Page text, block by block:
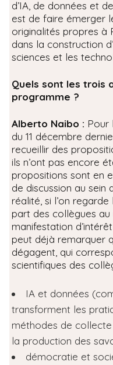
d’IA, de données et
est de faire émerger
originalités propres à
dans la construction
sciences et les
Quels sont les trois
programme ?
Alberto Naibo : Pour
du 11 décembre
recueillir des
ils n’ont pas encore
propositions sont en
de discussion au sein
réalité, si l’on
part des collègues
manifestation
peut déjà remarquer
dégagent, qui
scientifiques des
IA et données
transforment les
méthodes de collecte
la production des
démocratie et